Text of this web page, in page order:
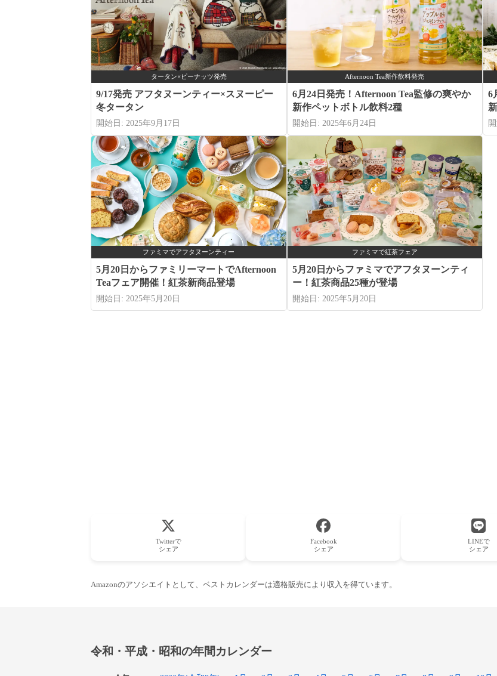
タータン×ピーナッツ発売
9/17発売 アフタヌーンティー×スヌーピー
冬タータン
開始日: 2025年9月17日
Afternoon Tea新作飲料発売
6月24日発売！Afternoon Tea監修の爽やか
新作ペットボトル飲料2種
開始日: 2025年6月24日
6
ファミマでアフタヌーンティー
5月20日からファミリーマートでAfternoon
Teaフェア開催！紅茶新商品登場
開始日: 2025年5月20日
ファミマで紅茶フェア
5月20日からファミマでアフタヌーンティ
ー！紅茶商品25種が登場
開始日: 2025年5月20日
Twitterで
シェア
Facebook
シェア
LINEで
シェア
Amazonのアソシエイトとして、ベストカレンダーは適格販売により収入を得ています。
令和・平成・昭和の年間カレンダー